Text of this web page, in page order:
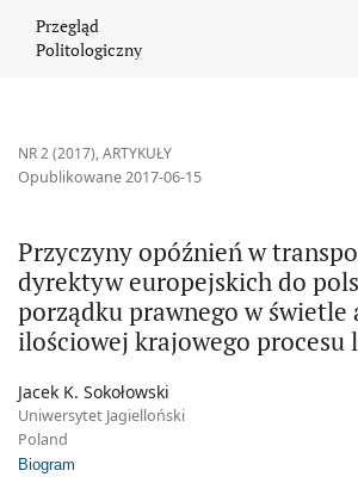
Przegląd
Politologiczny
NR 2 (2017),ARTYKUŁY
Przyczyny opóźnień w
dyrektyw europejskich do
porządku prawnego w świetle
ilościowej krajowego procesu
Opublikowane 2017-06-15
Jacek K. Sokołowski
Uniwersytet Jagielloński
Poland
Biogram